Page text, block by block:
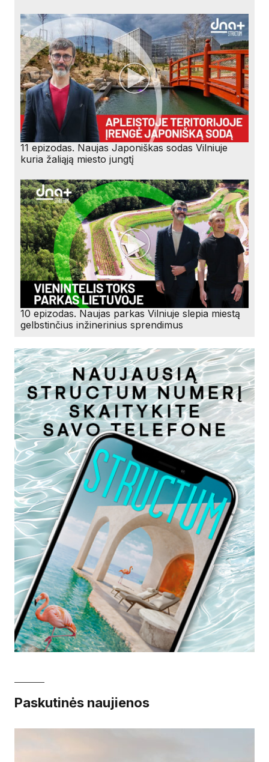
11 epizodas. Naujas Japoniškas sodas Vilniuje
kuria žaliąją miesto jungtį
10 epizodas. Naujas parkas Vilniuje slepia miestą
gelbstinčius inžinerinius sprendimus
Paskutinės naujienos